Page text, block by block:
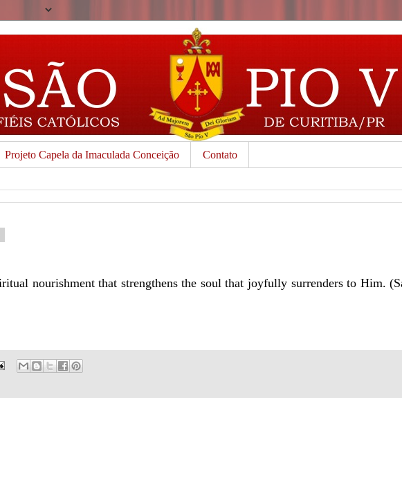
Projeto Capela da Imaculada Conceição Contato
nourishment that strengthens the soul that joyfully surrenders to Him.